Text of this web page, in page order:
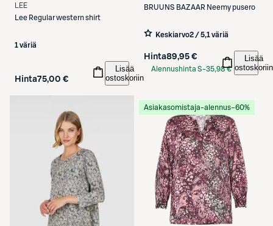
LEE
Lee Regular western shirt
1 väriä
Hinta75,00 €
Lisää
ostoskoriin
BRUUNS BAZAAR Neemy pusero
Keskiarvo2 / 5,1 väriä
Hinta89,95 €
Alennushinta S-35,98 €
Lisää
ostoskoriin
Asiakasomistaja-alennus−60%